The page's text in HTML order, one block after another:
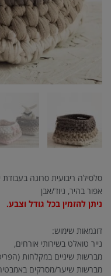
סלסילה ריבועית סרוגה
אפור בהיר, ניוד/אבן
ניתן להזמין בכל גודל וצבע.
דוגמאות שימוש:
נייר טואלט בשירותי אורחים,
מברשות שיניים במקלחות
מברשות שיער/מסרקים